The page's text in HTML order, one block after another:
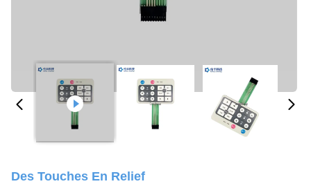
Des Touches En Relief